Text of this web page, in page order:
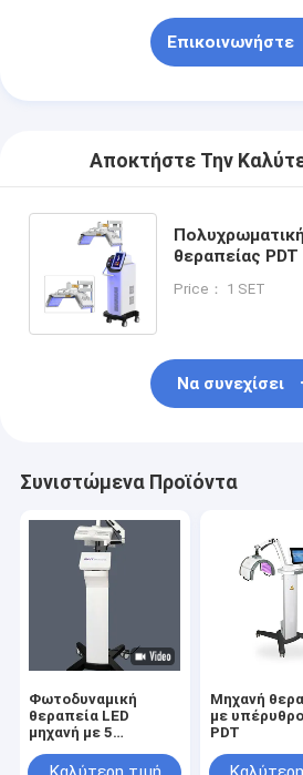
Επικοινωνήστε
Αποκτήστε Την
θεραπείας
προσώπου,
Price： 1 SET
Να συνεχίσει
Συνιστώμενα Προϊόντα
Φωτοδυναμική
θεραπεία LED
μηχανή με 5
Μηχανή
με
PDT